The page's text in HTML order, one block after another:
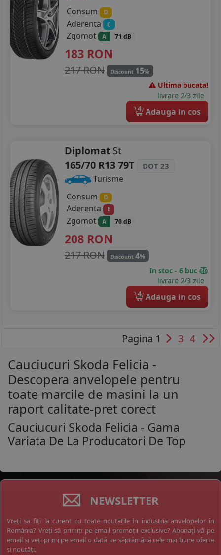
Consum
D
Aderenta C
Zgomot A 71 dB
183 RON
217 RON Discount 15%
Ultima bucata!
livrare 2/3 zile
4 Adauga in cos
Diplomat St
165/70 R13 79T
DOT 23
Turisme
Consum
D
Aderenta E
Zgomot A 70 dB
208 RON
217 RON Discount 4%
In stoc - 6 buc
livrare 2/3 zile
4 Adauga in cos
Pagina 1 3 4
Cauciucuri Skoda Felicia -
Descopera anvelopele pentru
toate marcile de masini la un
raport calitate-pret corect
Cauciucuri Skoda Felicia - Gama
Variata De La Producatori De Top
NEWSLETTER
Vreți să fiți la curent cu toate noutățile în industria anvelopelor în
România? Vreți să primiți pe email promoții exclusive? Abonați-vă pe
email și veți primi pe email o dată pe săptămână cele mai bune oferte
și noutăți.